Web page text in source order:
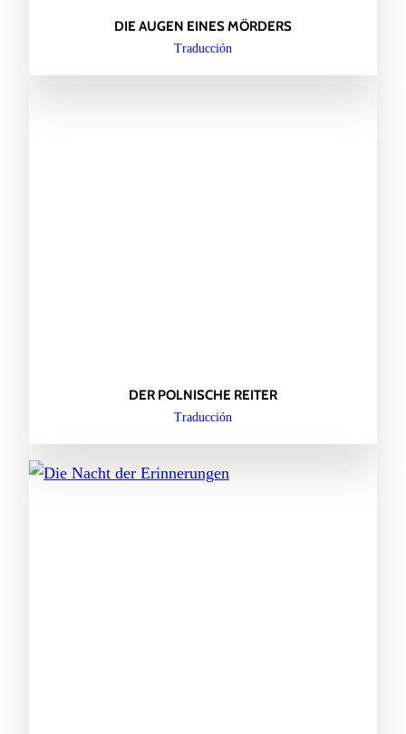
DIE AUGEN EINES MÖRDERS
Traducción
DER POLNISCHE REITER
Traducción